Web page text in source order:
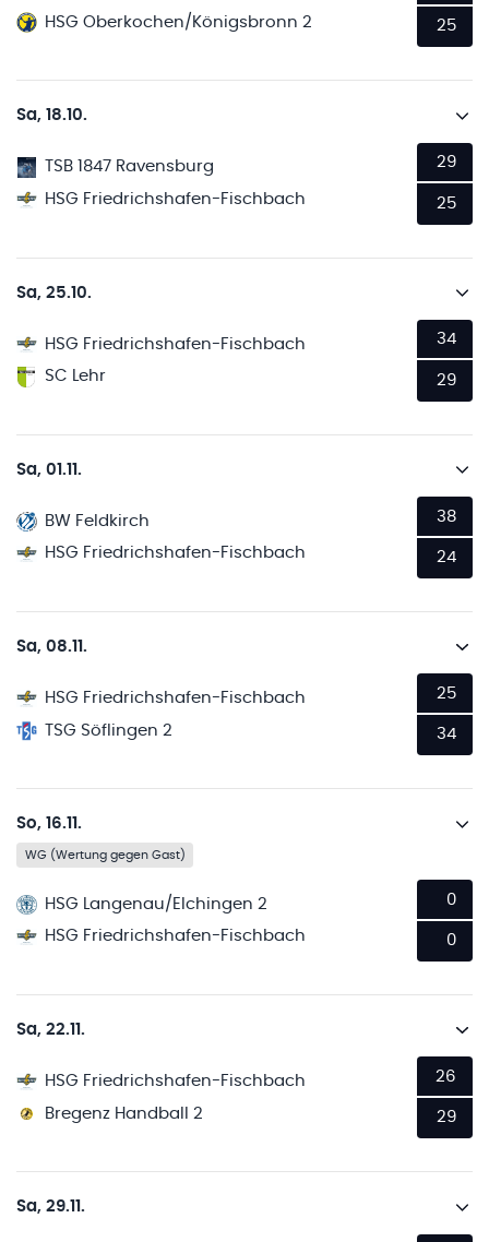
HSG Oberkochen/Königsbronn 2
25
Sa, 18.10.
TSB 1847 Ravensburg
HSG Friedrichshafen-Fischbach
29
25
Sa, 25.10.
HSG Friedrichshafen-Fischbach
SC Lehr
34
29
Sa, 01.11.
BW Feldkirch
HSG Friedrichshafen-Fischbach
38
24
Sa, 08.11.
HSG Friedrichshafen-Fischbach
TSG Söflingen 2
25
34
So, 16.11.
WG (Wertung gegen Gast)
HSG Langenau/Elchingen 2
HSG Friedrichshafen-Fischbach
0
0
Sa, 22.11.
HSG Friedrichshafen-Fischbach
Bregenz Handball 2
26
29
Sa, 29.11.